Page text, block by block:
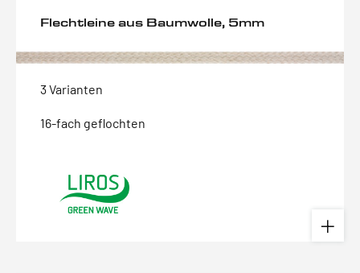
Flechtleine aus Baumwolle, 5mm
3 Varianten
16-fach geflochten